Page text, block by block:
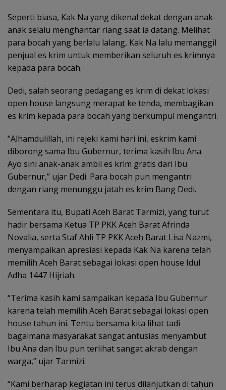
Seperti biasa, Kak Na yang dikenal dekat dengan anak-
anak selalu menghantar riang saat ia datang. Melihat
para bocah yang berlalu lalang, Kak Na lalu memanggil
penjual es krim untuk memberikan seluruh es krimnya
kepada para bocah.
Dedi, salah seorang pedagang es krim di dekat lokasi
open house langsung merapat ke tenda, membagikan
es krim kepada para bocah yang berkumpul mengantri.
“Alhamdulillah, ini rejeki kami hari ini, eskrim kami
diborong sama Ibu Gubernur, terima kasih Ibu Ana.
Ayo sini anak-anak ambil es krim gratis dari Ibu
Gubernur,” ujar Dedi. Para bocah pun mengantri
dengan riang menunggu jatah es krim Bang Dedi.
Sementara itu, Bupati Aceh Barat Tarmizi, yang turut
hadir bersama Ketua TP PKK Aceh Barat Afrinda
Novalia, serta Staf Ahli TP PKK Aceh Barat Lisa Nazmi,
menyampaikan apresiasi kepada Kak Na karena telah
memilih Aceh Barat sebagai lokasi open house Idul
Adha 1447 Hijriah.
“Terima kasih kami sampaikan kepada Ibu Gubernur
karena telah memilih Aceh Barat sebagai lokasi open
house tahun ini. Tentu bersama kita lihat tadi
bagaimana masyarakat sangat antusias menyambut
Ibu Ana dan Ibu pun terlihat sangat akrab dengan
warga,” ujar Tarmizi.
“Kami berharap kegiatan ini terus dilanjutkan di tahun